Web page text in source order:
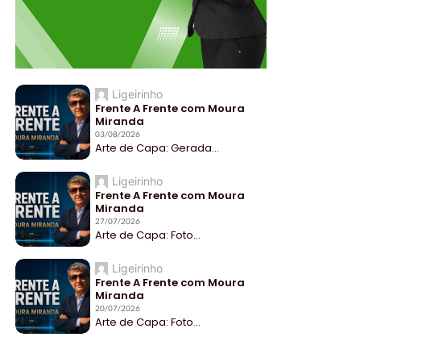
Ligeirinho
Frente A Frente com Moura
Miranda
03/08/2026
Arte de Capa: Gerada...
Ligeirinho
Frente A Frente com Moura
Miranda
27/07/2026
Arte de Capa: Foto...
Ligeirinho
Frente A Frente com Moura
Miranda
20/07/2026
Arte de Capa: Foto...